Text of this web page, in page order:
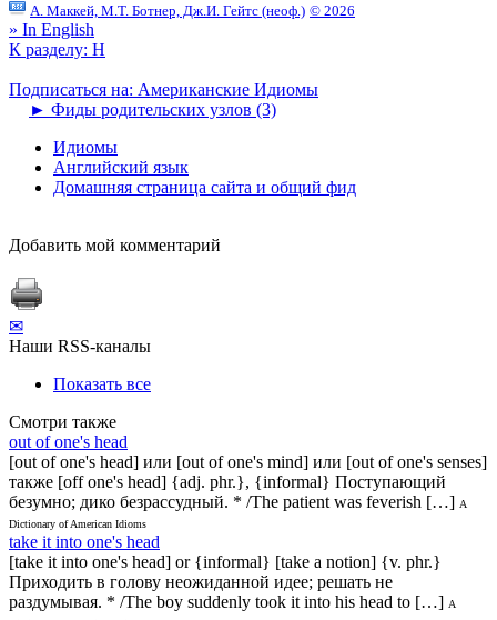
А. Маккей, М.Т. Ботнер, Дж.И. Гейтс (неоф.) © 2026
» In English
К разделу: H
Подписаться на: Американские Идиомы
► Фиды родительских узлов (3)
Идиомы
Английский язык
Домашняя страница сайта и общий фид
Добавить мой комментарий
✉
Наши RSS-каналы
Показать все
Смотри также
out of one's head
[out of one's head] или [out of one's mind] или [out of one's senses]
также [off one's head] {adj. phr.}, {informal} Поступающий
безумно; дико безрассудный. * /The patient was feverish […] A
Dictionary of American Idioms
take it into one's head
[take it into one's head] or {informal} [take a notion] {v. phr.}
Приходить в голову неожиданной идее; решать не
раздумывая. * /The boy suddenly took it into his head to […] A